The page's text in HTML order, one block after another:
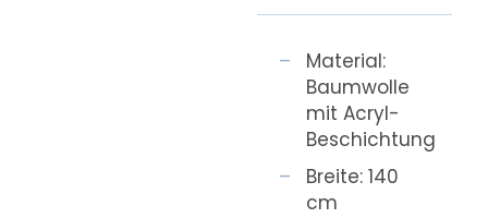
Material:
Baumwolle
mit Acryl-
Beschichtung
Breite: 140
cm